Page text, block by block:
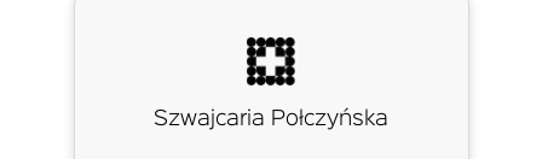
Szwajcaria Połczyńska